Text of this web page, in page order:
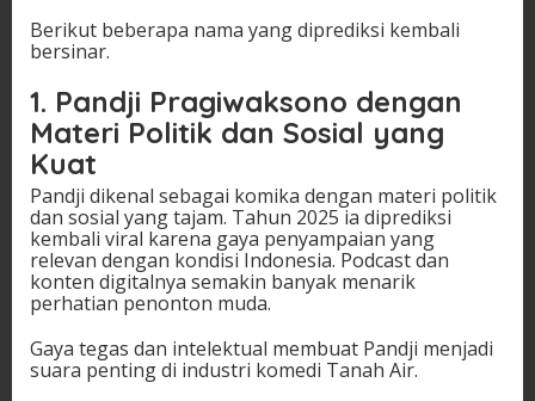
Berikut beberapa nama yang diprediksi kembali
bersinar.
1. Pandji Pragiwaksono dengan
Materi Politik dan Sosial yang
Kuat
Pandji dikenal sebagai komika dengan materi politik
dan sosial yang tajam. Tahun 2025 ia diprediksi
kembali viral karena gaya penyampaian yang
relevan dengan kondisi Indonesia. Podcast dan
konten digitalnya semakin banyak menarik
perhatian penonton muda.
Gaya tegas dan intelektual membuat Pandji menjadi
suara penting di industri komedi Tanah Air.